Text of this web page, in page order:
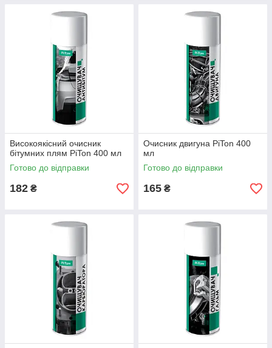
Високоякісний очисник
бітумних плям PiTon 400 мл
Готово до відправки
182 ₴
Очисник двигуна PiTon 400
мл
Готово до відправки
165 ₴